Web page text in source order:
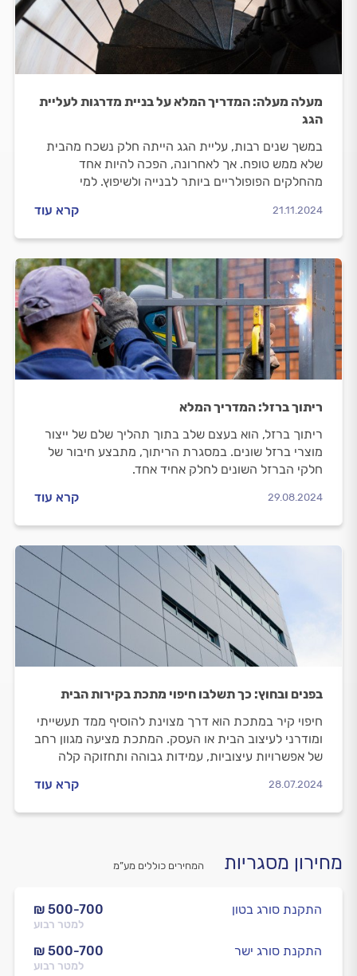
מעלה מעלה: המדריך המלא על בניית מדרגות לעליית
הגג
במשך שנים רבות, עליית הגג הייתה חלק נשכח מהבית
שלא ממש טופח. אך לאחרונה, הפכה להיות אחד
מהחלקים הפופולריים ביותר לבנייה ולשיפוץ. למי
מה כולל תהליך ההתקנה ומהם התקנים המחייבים
21.11.2024 קרא עוד
ריתוך ברזל: המדריך המלא
ריתוך ברזל, הוא בעצם שלב בתוך תהליך שלם של ייצור
מוצרי ברזל שונים. במסגרת הריתוך, מתבצע חיבור של
חלקי הברזל השונים לחלק אחיד אחד.
29.08.2024 קרא עוד
בפנים ובחוץ: כך תשלבו חיפוי מתכת בקירות הבית
חיפוי קיר במתכת הוא דרך מצוינת להוסיף ממד תעשייתי
ומודרני לעיצוב הבית או העסק. המתכת מציעה מגוון רחב
של אפשרויות עיצוביות, עמידות גבוהה ותחזוקה קלה
28.07.2024 קרא עוד
מחירון מסגריות המחירים כוללים מע”מ
₪ 500-700
למטר רבוע
התקנת סורג בטון
₪ 500-700
למטר רבוע
התקנת סורג ישר